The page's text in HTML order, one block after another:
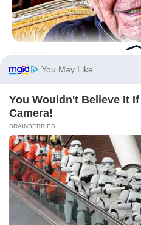
The Tragedy Of Robert Wagner